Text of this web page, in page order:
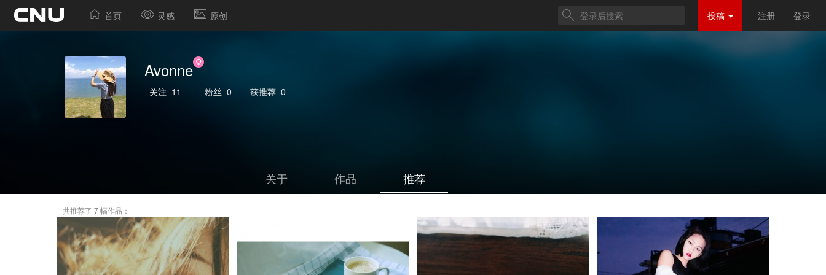
首页 灵感 原创 投稿 注册 登录
Avonne
关注 11 粉丝 0 获推荐 0
关于 作品 推荐
共推荐了 7 幅作品：